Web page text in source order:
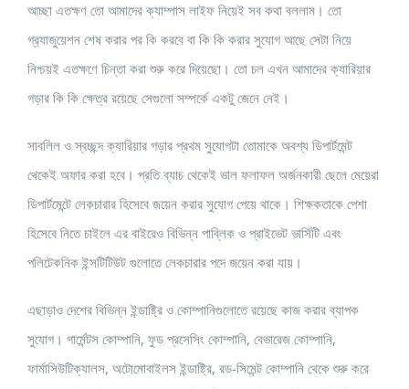
আচ্ছা এতক্ষণ তো আমাদের ক্যাম্পাস লাইফ নিয়েই সব কথা বললাম। তো
গ্র‍্যাজুয়েশন শেষ করার পর কি করবে বা কি কি করার সুযোগ আছে সেটা নিয়ে
নিশ্চয়ই এতক্ষণে চিন্তা করা শুরু করে দিয়েছো। তো চল এখন আমাদের ক্যারিয়ার
গড়ার কি কি ক্ষেত্র রয়েছে সেগুলো সম্পর্কে একটু জেনে নেই।
সাবলিল ও স্বচ্ছন্দ ক্যারিয়ার গড়ার প্রথম সুযোগটা তোমাকে অবশ্য ডিপার্টমেন্ট
থেকেই অফার করা হবে। প্রতি ব্যাচ থেকেই ভাল ফলাফল অর্জনকারী ছেলে মেয়েরা
ডিপার্টমেন্টে লেকচারার হিসেবে জয়েন করার সুযোগ পেয়ে থাকে। শিক্ষকতাকে পেশা
হিসেবে নিতে চাইলে এর বাইরেও বিভিন্ন পাব্লিক ও প্রাইভেট ভার্সিটি এবং
পলিটেকনিক ইন্সটিটিউট গুলোতে লেকচারার পদে জয়েন করা যায়।
এছাড়াও দেশের বিভিন্ন ইন্ডাষ্ট্রি ও কোম্পানিগুলোতে রয়েছে কাজ করার ব্যাপক
সুযোগ। গার্মেন্টস কোম্পানি, ফুড প্রসেসিং কোম্পানি, বেভারেজ কোম্পানি,
ফার্মাসিউটিক্যালস, অটোমোবাইলস ইন্ডাষ্ট্রি, রড-সিমেন্ট কোম্পানি থেকে শুরু করে